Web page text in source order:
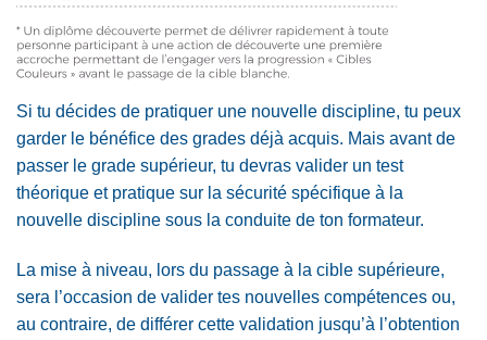
Si tu décides de pratiquer une nouvelle discipline, tu peux
garder le bénéfice des grades déjà acquis. Mais avant de
passer le grade supérieur, tu devras valider un test
théorique et pratique sur la sécurité spécifique à la
nouvelle discipline sous la conduite de ton formateur.
La mise à niveau, lors du passage à la cible supérieure,
sera l’occasion de valider tes nouvelles compétences ou,
au contraire, de différer cette validation jusqu’à l’obtention